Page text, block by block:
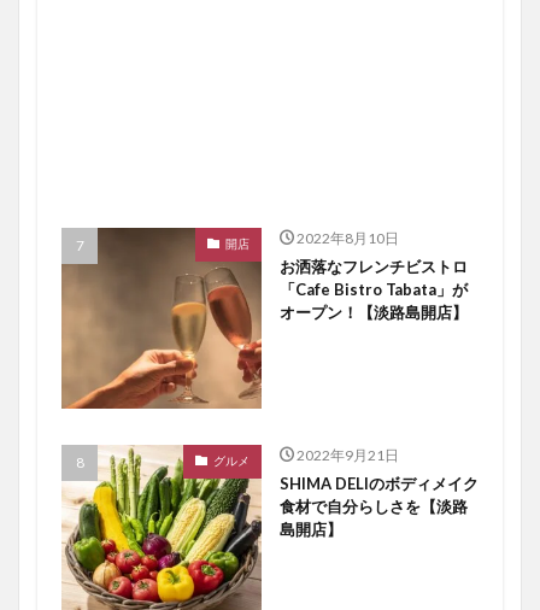
開店 2022年8月10日
お洒落なフレンチビストロ
「Cafe Bistro Tabata」が
オープン！【淡路島開店】
グルメ 2022年9月21日
SHIMA DELIのボディメイク
食材で自分らしさを【淡路
島開店】